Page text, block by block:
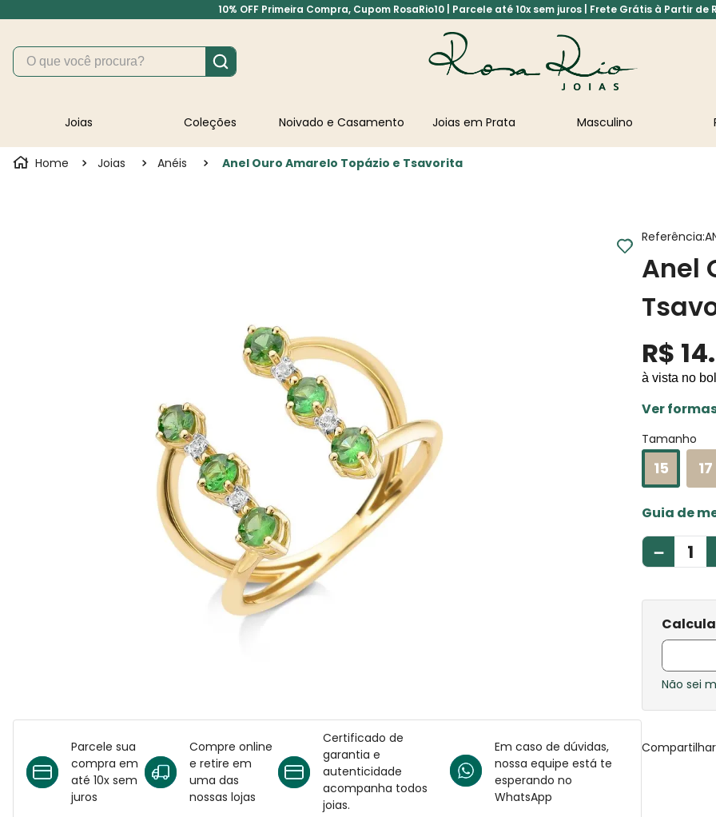
10% OFF Primeira Compra, Cupom RosaRio10 | Parcele até 10x sem juros | Frete Grátis à Partir de
O que você procura?
Joias Coleções Noivado e Casamento Joias em Prata Masculino
Joias Anéis Anel Ouro Amarelo Topázio e Tsavorita
Parcele sua
compra em
até 10x sem
juros
Compre online
e retire em
uma das
nossas lojas
Certificado de
garantia e
autenticidade
acompanha todos
joias.
Em caso de dúvidas,
nossa equipe está te
esperando no
WhatsApp
Referência:
Anel
R$ 14.
à vista no
Ver
Tamanho
15 17
Guia de
－
Não sei
Compartilhar